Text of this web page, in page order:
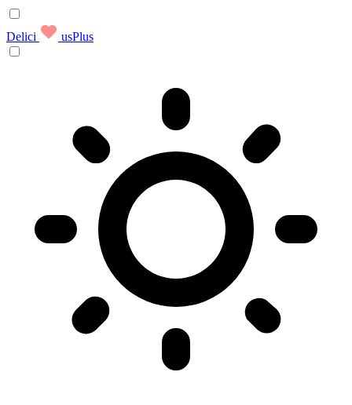
Delici usPlus